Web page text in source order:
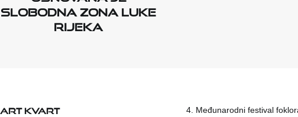
Slobodna zona luke
Rijeka
ART KVART
4. Međunarodni festival